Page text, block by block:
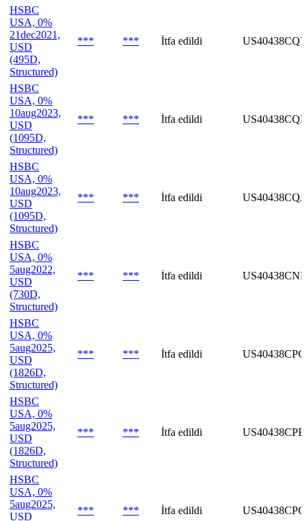
HSBC
USA, 0%
21dec2021,
USD
(495D,
Structured)
*** *** İtfa edildi
HSBC
USA, 0%
10aug2023,
USD
(1095D,
Structured)
*** *** İtfa edildi
HSBC
USA, 0%
10aug2023,
USD
(1095D,
Structured)
*** *** İtfa edildi
HSBC
USA, 0%
5aug2022,
USD
(730D,
Structured)
*** *** İtfa edildi
HSBC
USA, 0%
5aug2025,
USD
(1826D,
Structured)
*** *** İtfa edildi
HSBC
USA, 0%
5aug2025,
USD
(1826D,
Structured)
*** *** İtfa edildi
HSBC
USA, 0%
5aug2025,
USD
*** *** İtfa edildi